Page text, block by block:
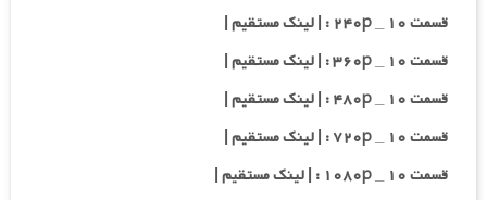
قسمت ۱۰ _ ۲۴۰p : | لینک مستقیم |
قسمت ۱۰ _ ۳۶۰p : | لینک مستقیم |
قسمت ۱۰ _ ۴۸۰p : | لینک مستقیم |
قسمت ۱۰ _ ۷۲۰p : | لینک مستقیم |
قسمت ۱۰ _ ۱۰۸۰p : | لینک مستقیم |